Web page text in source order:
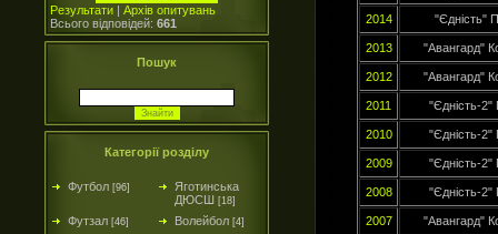
Результати | Архів опитувань
Всього відповідей: 661
Пошук
Категорії розділу
Футбол [96]
Яготинська
ДЮСШ [18]
Футзал [46] Волейбол [4]
2014 "Єдність"
2013 "Авангард"
2012 "Авангард"
2011 "Єдність-2"
2010 "Єдність-2"
2009 "Єдність-2"
2008 "Єдність-2"
2007 "Авангард"